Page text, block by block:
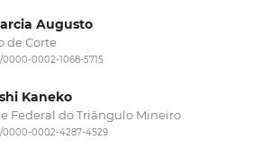
Augusto
de Corte
0000-0002-1068-5715
Kaneko
Federal do Triângulo Mineiro
0000-0002-4287-4529